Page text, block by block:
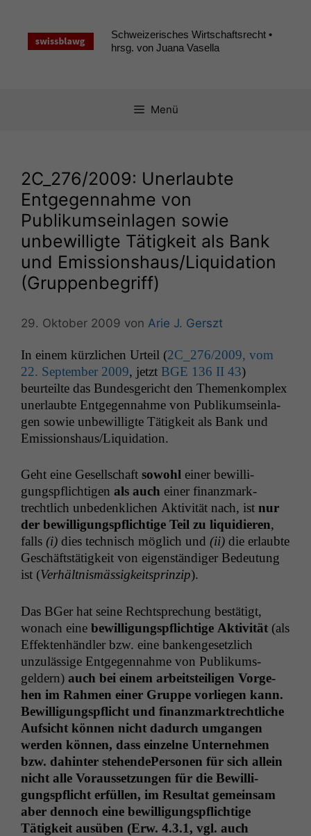
springen
Schweizerisches Wirtschaftsrecht •
hrsg. von Juana Vasella
Menü
2C_276/2009: Unerlaubte
Entgegennahme von
Publikumseinlagen sowie
unbewilligte Tätigkeit als Bank
und Emissionshaus/Liquidation
(Gruppenbegriff)
29. Oktober 2009 von Arie J. Gerszt
In einem kür­zlichen Urteil (2C_276/2009, vom
22. Sep­tem­ber 2009, jet­zt BGE 136 II 43)
beurteilte das Bun­des­gericht den The­menkom­plex
uner­laubte Ent­ge­gen­nahme von Pub­likum­sein­la­
gen sowie unbe­wil­ligte Tätigkeit als Bank und
Emissionshaus/Liquidation.
Geht eine Gesellschaft sowohl ein­er bewil­li­
gungspflichti­gen als auch ein­er finanz­mark­
trechtlich unbe­den­klichen Aktiv­ität nach, ist nur
der bewil­li­gungspflichtige Teil zu liq­ui­dieren,
falls (i) dies tech­nisch möglich und (ii) die erlaubte
Geschäft­stätigkeit von eigen­ständi­ger Bedeu­tung
ist (Ver­hält­nis­mäs­sigkeit­sprinzip).
Das BGer hat seine Recht­sprechung bestätigt,
wonach eine bewil­li­gungspflichtige Aktiv­ität (als
Effek­ten­händler bzw. eine bankenge­set­zlich
unzuläs­sige Ent­ge­gen­nahme von Pub­likums­
geldern) auch bei einem arbeit­steili­gen Vorge­
hen im Rah­men ein­er Gruppe vor­liegen kann.
Bewil­li­gungspflicht und finanz­mark­trechtliche
Auf­sicht kön­nen nicht dadurch umgan­gen
wer­den kön­nen, dass einzelne Unternehmen
bzw. dahin­ter ste­hen­de­Per­so­n­en für sich allein
nicht alle Voraus­set­zun­gen für die Bewil­li­
gungspflicht erfüllen, im Resul­tat gemein­sam
aber den­noch eine bewil­li­gungspflichtige
Tätigkeit ausüben (Erw. 4.3.1, vgl. auch